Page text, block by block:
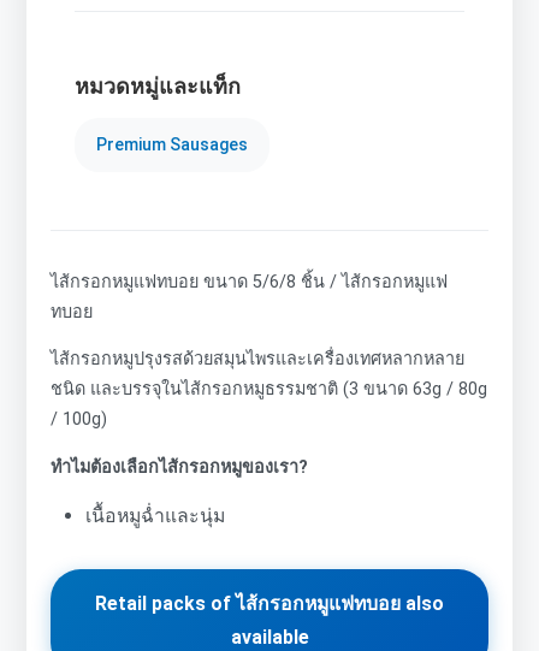
หมวดหมู่และแท็ก
Premium Sausages
ไส้กรอกหมูแฟทบอย ขนาด 5/6/8 ชิ้น / ไส้กรอกหมูแฟ
ทบอย
ไส้กรอกหมูปรุงรสด้วยสมุนไพรและเครื่องเทศหลากหลาย
ชนิด และบรรจุในไส้กรอกหมูธรรมชาติ (3 ขนาด 63g / 80g
/ 100g)
ทำไมต้องเลือกไส้กรอกหมูของเรา?
เนื้อหมูฉ่ำและนุ่ม
Retail packs of ไส้กรอกหมูแฟทบอย also
available